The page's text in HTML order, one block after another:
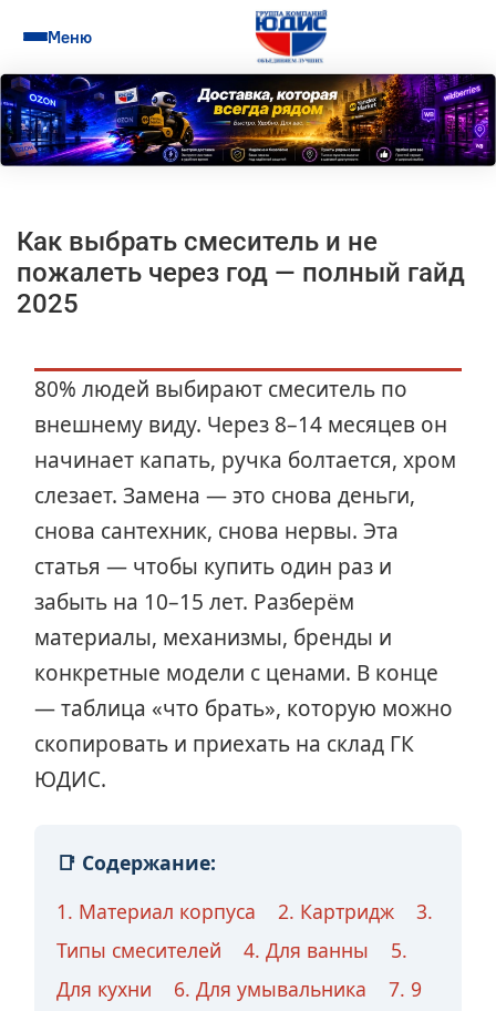
Меню
Как выбрать смеситель и не
пожалеть через год — полный гайд
2025
80% людей выбирают смеситель по
внешнему виду. Через 8–14 месяцев он
начинает капать, ручка болтается, хром
слезает. Замена — это снова деньги,
снова сантехник, снова нервы. Эта
статья — чтобы купить один раз и
забыть на 10–15 лет. Разберём
материалы, механизмы, бренды и
конкретные модели с ценами. В конце
— таблица «что брать», которую можно
скопировать и приехать на склад ГК
ЮДИС.
📑 Содержание:
1. Материал корпуса
2. Картридж
3.
Типы смесителей
4. Для ванны
5.
Для кухни
6. Для умывальника
7. 9